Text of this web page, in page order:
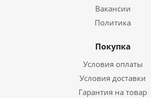
Вакансии
Политика
Покупка
Условия оплаты
Условия доставки
Гарантия на товар